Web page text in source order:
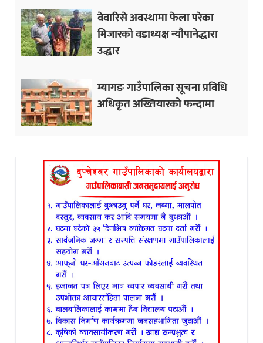
वेवारिसे अवस्थामा फेला परेका
मिजारको वडाध्यक्ष न्यौपानेद्धारा
उद्धार
म्यागङ गाउँपालिका सूचना प्रविधि
अधिकृत अख्तियारको फन्दामा